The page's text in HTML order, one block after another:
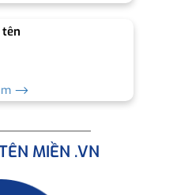
tên
⟶
MIỀN .VN